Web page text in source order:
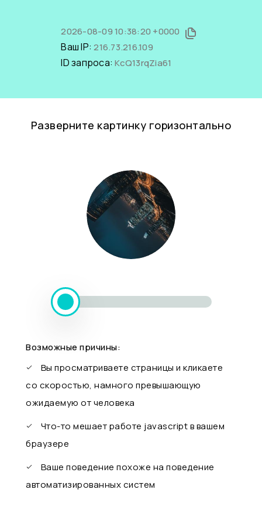
2026-08-09 10:38:20 +0000
Ваш IP:216.73.216.109
ID запроса:KcQ13rqZia61
Разверните картинку горизонтально
Возможные причины:
Вы просматриваете страницы и кликаете
со скоростью, намного превышающую
ожидаемую от человека
Что-то мешает работе javascript в вашем
браузере
Ваше поведение похоже на поведение
автоматизированных систем